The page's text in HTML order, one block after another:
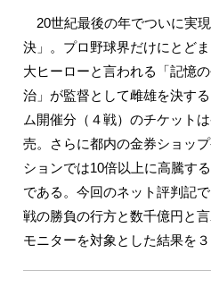
20世紀最後の年でついに実
決」。プロ野球界だけにとど
大ヒーローと言われる「記憶
治」が監督として雌雄を決す
ム開催分（４戦）のチケット
売。さらに都内の金券ショッ
ションでは10倍以上に高騰す
である。今回のネット評判記
戦の勝負の行方と数千億円と
モニターを対象とした結果を